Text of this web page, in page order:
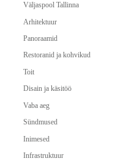
Väljaspool Tallinna
Arhitektuur
Panoraamid
Restoranid ja kohvikud
Toit
Disain ja käsitöö
Vaba aeg
Sündmused
Inimesed
Infrastruktuur